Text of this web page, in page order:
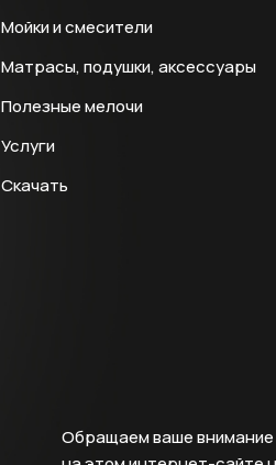
Мойки и смесители
Матрасы, подушки, аксессуары
Полезные мелочи
Услуги
Скачать
Обращаем ваше внимание